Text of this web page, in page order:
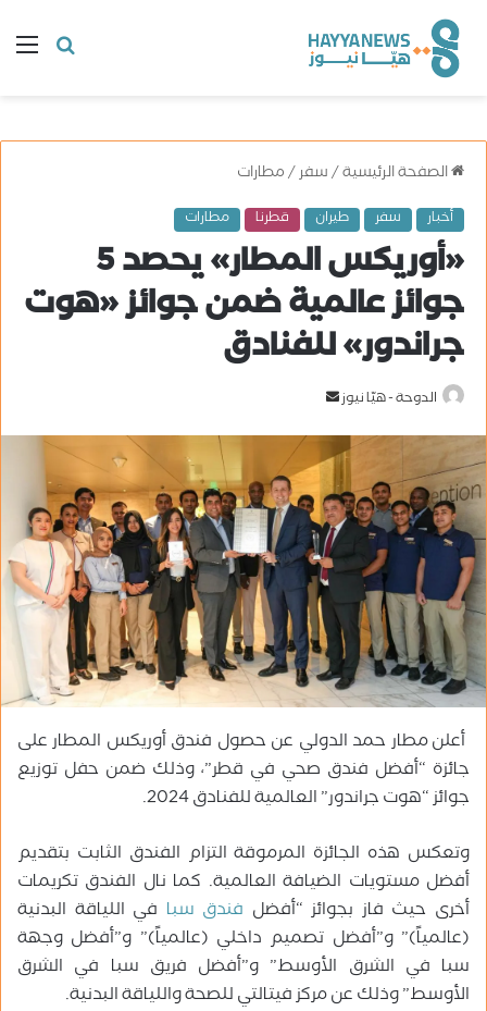
البحث
الصفحة الرئيسية/سفر/مطارات
أخبار سفر طيران قطرنا مطارات
«أوريكس المطار» يحصد 5
جوائز عالمية ضمن جوائز «هوت
جراندور» للفنادق
الدوحة - هيّا نيوز
ب
ر
ي
د
إ
ل
ك
ت
ر
و
ن
ا
أعلن مطار حمد الدولي عن حصول فندق أوريكس المطار على
جائزة “أفضل فندق صحي في قطر”، وذلك ضمن حفل توزيع
جوائز “هوت جراندور” العالمية للفنادق 2024.
وتعكس هذه الجائزة المرموقة التزام الفندق الثابت بتقديم
أفضل مستويات الضيافة العالمية. كما نال الفندق تكريمات
أخرى حيث فاز بجوائز “أفضل فندق سبا في اللياقة البدنية
(عالمياً)” و”أفضل تصميم داخلي (عالمياً)” و”أفضل وجهة
سبا في الشرق الأوسط” و”أفضل فريق سبا في الشرق
الأوسط” وذلك عن مركز فيتالتي للصحة واللياقة البدنية.